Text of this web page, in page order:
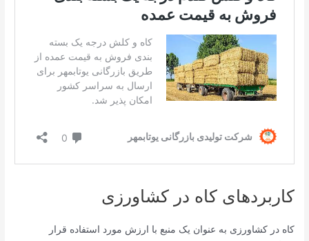
کاربردهای کاه در کشاورزی
کاه در کشاورزی به عنوان یک منبع با ارزش مورد استفاده قرار